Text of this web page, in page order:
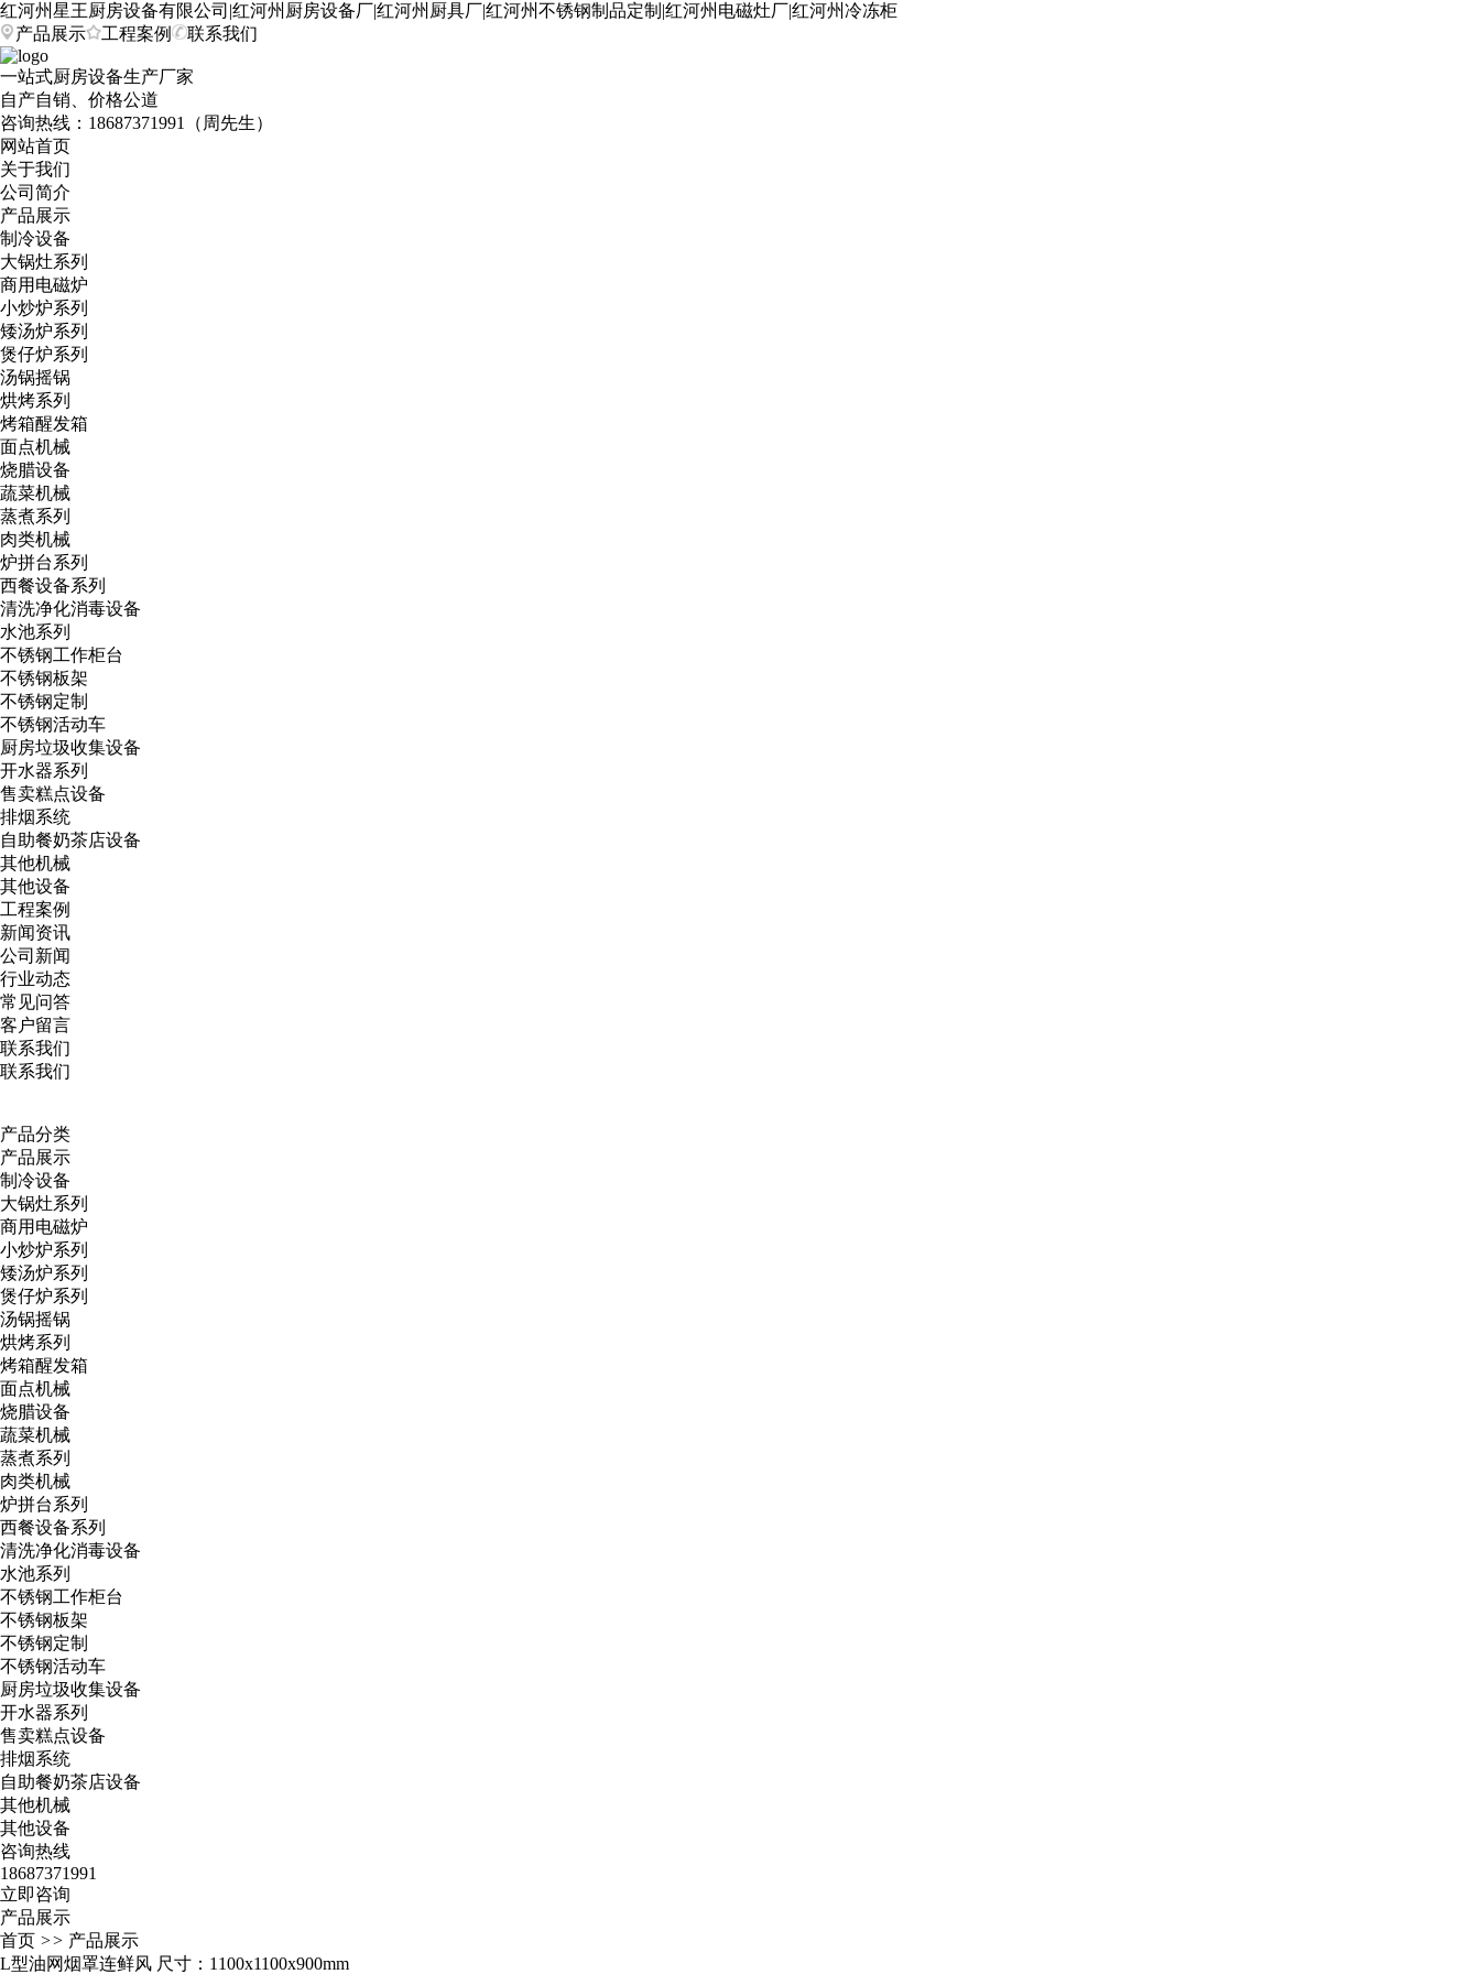
红河州星王厨房设备有限公司|红河州厨房设备厂|红河州厨具厂|红河州不锈钢制品定制|红河州电磁灶厂|红河州冷冻柜
产品展示
工程案例 联系我们
一站式厨房设备生产厂家
自产自销、价格公道
咨询热线： 18687371991（周先生）
网站首页
关于我们
公司简介
产品展示
制冷设备
大锅灶系列
商用电磁炉
小炒炉系列
矮汤炉系列
煲仔炉系列
汤锅摇锅
烘烤系列
烤箱醒发箱
面点机械
烧腊设备
蔬菜机械
蒸煮系列
肉类机械
炉拼台系列
西餐设备系列
清洗净化消毒设备
水池系列
不锈钢工作柜台
不锈钢板架
不锈钢定制
不锈钢活动车
厨房垃圾收集设备
开水器系列
售卖糕点设备
排烟系统
自助餐奶茶店设备
其他机械
其他设备
工程案例
新闻资讯
公司新闻
行业动态
常见问答
客户留言
联系我们
联系我们
产品分类
产品展示
制冷设备
大锅灶系列
商用电磁炉
小炒炉系列
矮汤炉系列
煲仔炉系列
汤锅摇锅
烘烤系列
烤箱醒发箱
面点机械
烧腊设备
蔬菜机械
蒸煮系列
肉类机械
炉拼台系列
西餐设备系列
清洗净化消毒设备
水池系列
不锈钢工作柜台
不锈钢板架
不锈钢定制
不锈钢活动车
厨房垃圾收集设备
开水器系列
售卖糕点设备
排烟系统
自助餐奶茶店设备
其他机械
其他设备
咨询热线
18687371991
立即咨询
产品展示
首页 >> 产品展示
L型油网烟罩连鲜风 尺寸：1100x1100x900mm